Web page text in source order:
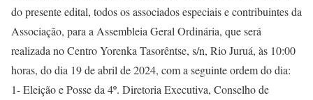
do presente edital, todos os associados especiais e contribuintes da
Associação, para a Assembleia Geral Ordinária, que será
realizada no Centro Yorenka Tasorêntse, s/n, Rio Juruá, às 10:00
horas, do dia 19 de abril de 2024, com a seguinte ordem do dia:
1- Eleição e Posse da 4º. Diretoria Executiva, Conselho de